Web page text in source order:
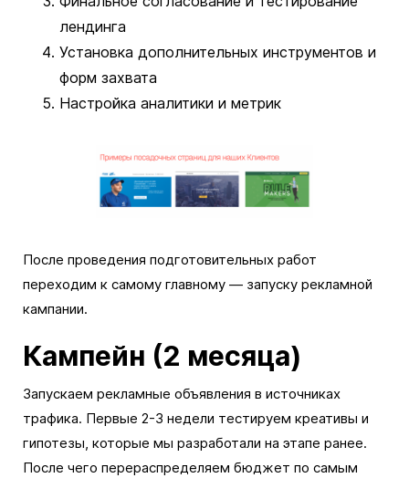
лендинга
Установка дополнительных инструментов и
форм захвата
Настройка аналитики и метрик
После проведения подготовительных работ
переходим к самому главному — запуску рекламной
кампании.
Кампейн (2 месяца)
Запускаем рекламные объявления в источниках
трафика. Первые 2-3 недели тестируем креативы и
гипотезы, которые мы разработали на этапе ранее.
После чего перераспределяем бюджет по самым